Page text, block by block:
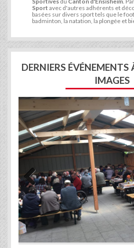
Sport avec d'autres adhérents et
basées sur divers sport tels que le
badminton, la natation, la plongée et
DERNIERS ÉVÉNEMENTS
IMAGES
Previous